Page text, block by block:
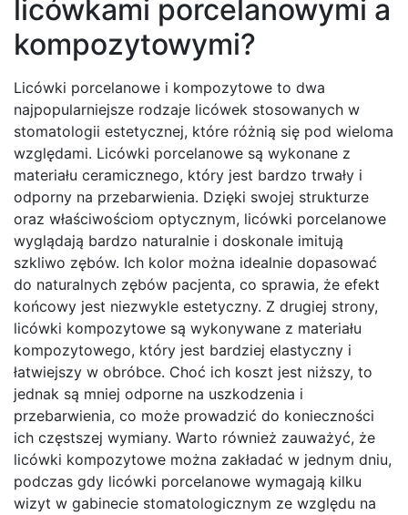
licówkami porcelanowymi a
kompozytowymi?
Licówki porcelanowe i kompozytowe to dwa
najpopularniejsze rodzaje licówek stosowanych w
stomatologii estetycznej, które różnią się pod wieloma
względami. Licówki porcelanowe są wykonane z
materiału ceramicznego, który jest bardzo trwały i
odporny na przebarwienia. Dzięki swojej strukturze
oraz właściwościom optycznym, licówki porcelanowe
wyglądają bardzo naturalnie i doskonale imitują
szkliwo zębów. Ich kolor można idealnie dopasować
do naturalnych zębów pacjenta, co sprawia, że efekt
końcowy jest niezwykle estetyczny. Z drugiej strony,
licówki kompozytowe są wykonywane z materiału
kompozytowego, który jest bardziej elastyczny i
łatwiejszy w obróbce. Choć ich koszt jest niższy, to
jednak są mniej odporne na uszkodzenia i
przebarwienia, co może prowadzić do konieczności
ich częstszej wymiany. Warto również zauważyć, że
licówki kompozytowe można zakładać w jednym dniu,
podczas gdy licówki porcelanowe wymagają kilku
wizyt w gabinecie stomatologicznym ze względu na